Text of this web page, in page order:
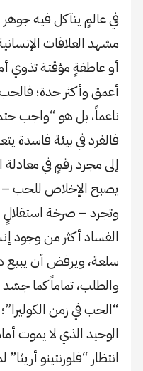
في عالمٍ يتآكل فيه
مشهد العلاقات
أو عاطفةٍ مؤقتة تذوي
أعمق وأكثر حدة؛
ناعماً، بل هو “واجب
فالفرد في بيئة فاسدة
إلى مجرد رقمٍ في معادلة
يصبح الإخلاص للحب
وتجرد – صرخة استقلالٍ
الفساد أكثر من وجود
سلعة، ويرفض أن
والطلب، تماماً كما جسّد
“الحب في زمن
الوحيد الذي لا يموت
انتظار “فلورنتينو